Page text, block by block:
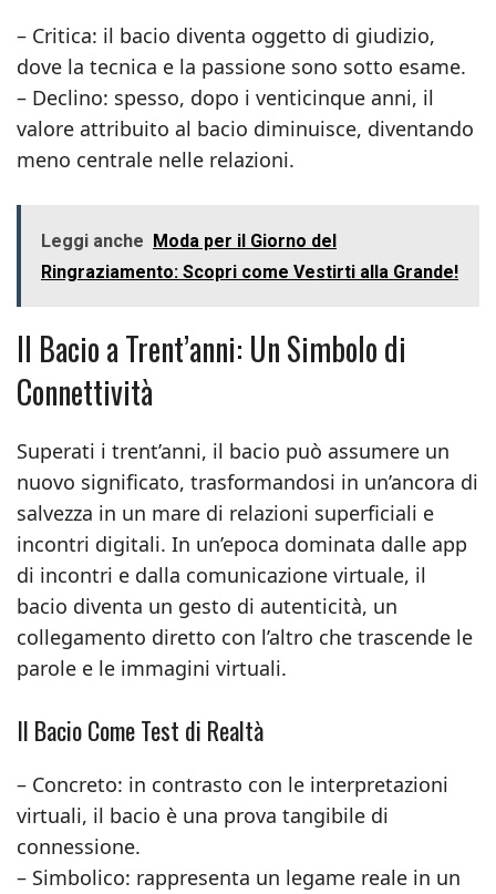
– Critica: il bacio diventa oggetto di giudizio,
dove la tecnica e la passione sono sotto esame.
– Declino: spesso, dopo i venticinque anni, il
valore attribuito al bacio diminuisce, diventando
meno centrale nelle relazioni.
Leggi anche Moda per il Giorno del
Ringraziamento: Scopri come Vestirti alla Grande!
Il Bacio a Trent’anni: Un Simbolo di
Connettività
Superati i trent’anni, il bacio può assumere un
nuovo significato, trasformandosi in un’ancora di
salvezza in un mare di relazioni superficiali e
incontri digitali. In un’epoca dominata dalle app
di incontri e dalla comunicazione virtuale, il
bacio diventa un gesto di autenticità, un
collegamento diretto con l’altro che trascende le
parole e le immagini virtuali.
Il Bacio Come Test di Realtà
– Concreto: in contrasto con le interpretazioni
virtuali, il bacio è una prova tangibile di
connessione.
– Simbolico: rappresenta un legame reale in un